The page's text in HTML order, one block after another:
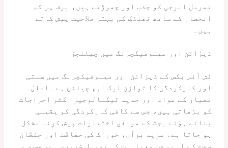
تھرمل انرجی کو جذب اور چھوڑتے ہیں، برف پر کم
انحصار کے ساتھ ٹھنڈک کی بہتر صلاحیت پیش کرتے
ہیں۔
ڈیزائن اور مینوفیکچرنگ میں چیلنجز
فش آئس بکس کے ڈیزائن اور مینوفیکچرنگ میں سستی
اور کارکردگی کا توازن ایک اہم چیلنج ہے۔ اعلیٰ
معیار کے مواد اور جدید ٹیکنالوجیز اکثر اخراجات
کو بڑھاتی ہیں، جس سے کافی کارکردگی کو یقینی
بناتے ہوئے بجٹ کے موافق اختیارات پیش کرنا مشکل
ہو جاتا ہے۔ مزید برآں، خوراک کی حفاظت اور حفظان
صحت کے لیے سخت معیارات کی تعمیل ضروری ہے، جس سے